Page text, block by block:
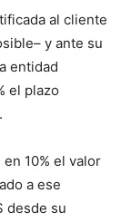
al cliente
y ante su
entidad
el plazo
10% el valor
a ese
desde su